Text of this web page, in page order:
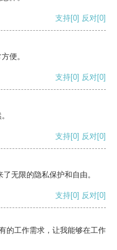
支持[0] 反对[0]
便。
支持[0] 反对[0]
支持[0] 反对[0]
无限的隐私保护和自由。
支持[0] 反对[0]
的工作需求，让我能够在工作